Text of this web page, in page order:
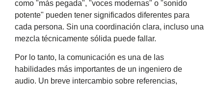
como "más pegada", "voces modernas" o "sonido
potente" pueden tener significados diferentes para
cada persona. Sin una coordinación clara, incluso una
mezcla técnicamente sólida puede fallar.
Por lo tanto, la comunicación es una de las
habilidades más importantes de un ingeniero de
audio. Un breve intercambio sobre referencias,